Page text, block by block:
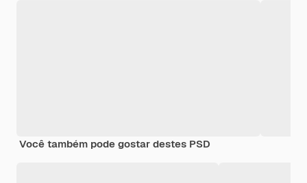
Você também pode gostar destes PSD